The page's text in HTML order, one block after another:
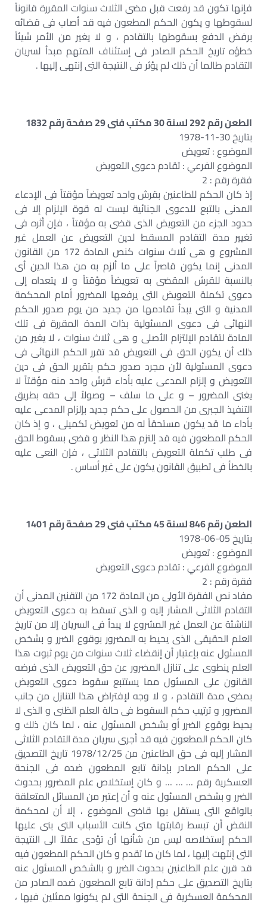
فإنها تكون قد رفعت قبل مضى الثلاث سنوات المقررة قانوناً
لسقوطها و يكون الحكم المطعون فيه قد أصاب فى قضائه
برفض الدفع بسقوطها بالتقادم ، و لا يغير من الأمر شيئاً
خطؤه تاريخ الحكم الصادر فى إستئناف المتهم مبدأ لسريان
التقادم طالما أن ذلك لم يؤثر فى النتيجة التى إنتهى إليها .
الطعن رقم 292 لسنة 30 مكتب فنى 29 صفحة رقم 1832
بتاريخ 30-11-1978
الموضوع : تعويض
الموضوع الفرعي : تقادم دعوى التعويض
فقرة رقم : 2
إذ كان الحكم للطاعنين بقرش واحد تعويضاً مؤقتاً فى الإدعاء
المدنى بالتبع للدعوى الجنائية ليست له قوة الإلزام إلا فى
حدود الجزء من التعويض الذى قضى به مؤقتاً ، فإن أثره فى
تغيير مدة التقادم المسقط لدين التعويض عن العمل غير
المشروع و هى ثلاث سنوات كنص المادة 172 من القانون
المدنى إنما يكون قاصراً على ما ألزم به من هذا الدين أى
بالنسبة للقرش المقضى به تعويضاً مؤقتاً و لا يتعداه إلى
دعوى تكملة التعويض التى يرفعها المضرور أمام المحكمة
المدنية و التى يبدأ تقادمها من جديد من يوم صدور الحكم
النهائى فى دعوى المسئولية بذات المدة المقررة فى تلك
المادة لتقادم الإلتزام الأصلى و هى ثلاث سنوات ، لا يغير من
ذلك أن يكون الحق فى التعويض قد تقرر الحكم النهائى فى
دعوى المسئولية لأن مجرد صدور حكم بتقرير الحق فى دين
التعويض و إلزام المدعى عليه بأداء قرش واحد منه مؤقتاً لا
يغنى المضرور – و على ما سلف – وصولاً إلى حقه بطريق
التنفيذ الجبرى من الحصول على حكم جديد بإلزام المدعى عليه
بأداء ما قد يكون مستحقاً له من تعويض تكميلى ، و إذ كان
الحكم المطعون فيه قد إلتزم هذا النظر و قضى بسقوط الحق
فى طلب تكملة التعويض بالتقادم الثلاثى ، فإن النعى عليه
بالخطأ فى تطبيق القانون يكون على غير أساس .
الطعن رقم 846 لسنة 45 مكتب فنى 29 صفحة رقم 1401
بتاريخ 05-06-1978
الموضوع : تعويض
الموضوع الفرعي : تقادم دعوى التعويض
فقرة رقم : 2
مفاد نص الفقرة الأولى من المادة 172 من التقنين المدنى أن
التقادم الثلاثى المشار إليه و الذى تسقط به دعوى التعويض
الناشئة عن العمل غير المشروع لا يبدأ فى السريان إلا من تاريخ
العلم الحقيقى الذى يحيط به المضرور بوقوع الضرر و بشخص
المسئول عنه بإعتبار أن إنقضاء ثلاث سنوات من يوم ثبوت هذا
العلم ينطوى على تنازل المضرور عن حق التعويض الذى فرضه
القانون على المسئول مما يستتبع سقوط دعوى التعويض
بمضى مدة التقادم ، و لا وجه لإفتراض هذا التنازل من جانب
المضرور و ترتيب حكم السقوط فى حالة العلم الظنى و الذى لا
يحيط بوقوع الضرر أو بشخص المسئول عنه ، لما كان ذلك و
كان الحكم المطعون فيه قد أجرى سريان مدة التقادم الثلاثى
المشار إليه فى حق الطاعنين من 1978/12/25 تاريخ التصديق
على الحكم الصادر بإدانة تابع المطعون ضده فى الجنحة
العسكرية رقم … … … و كان إستخلاص علم المضرور بحدوث
الضرر و بشخص المسئول عنه و أن إعتبر من المسائل المتعلقة
بالواقع التى يستقل بها قاضى الموضوع ، إلا أن لمحكمة
النقض أن تبسط رقابتها متى كانت الأسباب التى بنى عليها
الحكم إستخلاصه ليس من شأنها أن تؤدى عقلاً الى النتيجة
التى إنتهت إليها ، لما كان ما تقدم و كان الحكم المطعون فيه
قد قرن علم الطاعنين بحدوث الضرر و بالشخص المسئول عنه
بتاريخ التصديق على حكم إدانة تابع المطعون ضده الصادر من
المحكمة العسكرية فى الجنحة التى لم يكونوا ممثلين فيها ،